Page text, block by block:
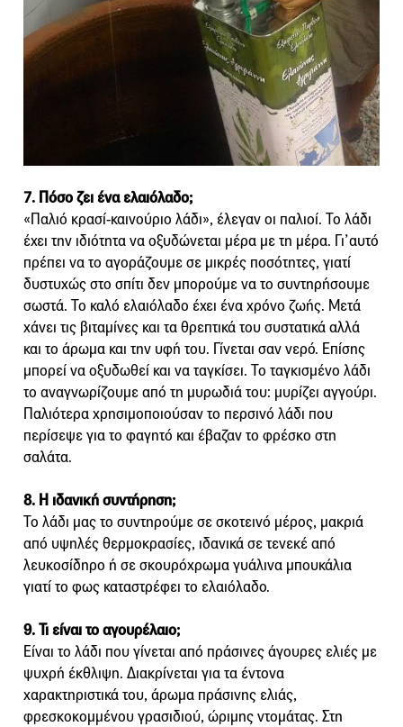
7. Πόσο ζει ένα ελαιόλαδο;
«Παλιό κρασί-καινούριο λάδι», έλεγαν οι παλιοί. Το λάδι
έχει την ιδιότητα να οξυδώνεται μέρα με τη μέρα. Γι’αυτό
πρέπει να το αγοράζουμε σε μικρές ποσότητες, γιατί
δυστυχώς στο σπίτι δεν μπορούμε να το συντηρήσουμε
σωστά. Το καλό ελαιόλαδο έχει ένα χρόνο ζωής. Μετά
χάνει τις βιταμίνες και τα θρεπτικά του συστατικά αλλά
και το άρωμα και την υφή του. Γίνεται σαν νερό. Επίσης
μπορεί να οξυδωθεί και να ταγκίσει. Το ταγκισμένο λάδι
το αναγνωρίζουμε από τη μυρωδιά του: μυρίζει αγγούρι.
Παλιότερα χρησιμοποιούσαν το περσινό λάδι που
περίσεψε για το φαγητό και έβαζαν το φρέσκο στη
σαλάτα.
8. Η ιδανική συντήρηση;
Το λάδι μας το συντηρούμε σε σκοτεινό μέρος, μακριά
από υψηλές θερμοκρασίες, ιδανικά σε τενεκέ από
λευκοσίδηρο ή σε σκουρόχρωμα γυάλινα μπουκάλια
γιατί το φως καταστρέφει το ελαιόλαδο.
9. Τι είναι το αγουρέλαιο;
Είναι το λάδι που γίνεται από πράσινες άγουρες ελιές με
ψυχρή έκθλιψη. Διακρίνεται για τα έντονα
χαρακτηριστικά του, άρωμα πράσινης ελιάς,
φρεσκοκομμένου γρασιδιού, ώριμης ντομάτας. Στη